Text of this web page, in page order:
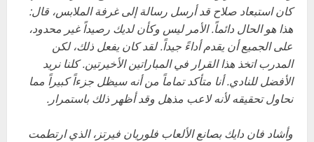
كان استبعاد صلاح قد أرسل رسالة إلى غرفة الملابس، قال:
هذا هو الحال دائماً. الأمر ليس وكأن لديك رصيداً غير محدود،
على الجميع أن يقدم أداءً جيداً. لقد كان يفعل ذلك، لكن
المدرب اتخذ هذا القرار في المباراتين الأخيرتين. كلنا نريد
الأفضل للنادي. أنا متأكد تماماً من أنه سيظل جزءاً كبيراً مما
نحاول تحقيقه لأنه لاعب مذهل وقد أظهر ذلك باستمرار.
وأشاد فان دايك بصانع الألعاب فلوريان فيرتز، الذي ارتطمت